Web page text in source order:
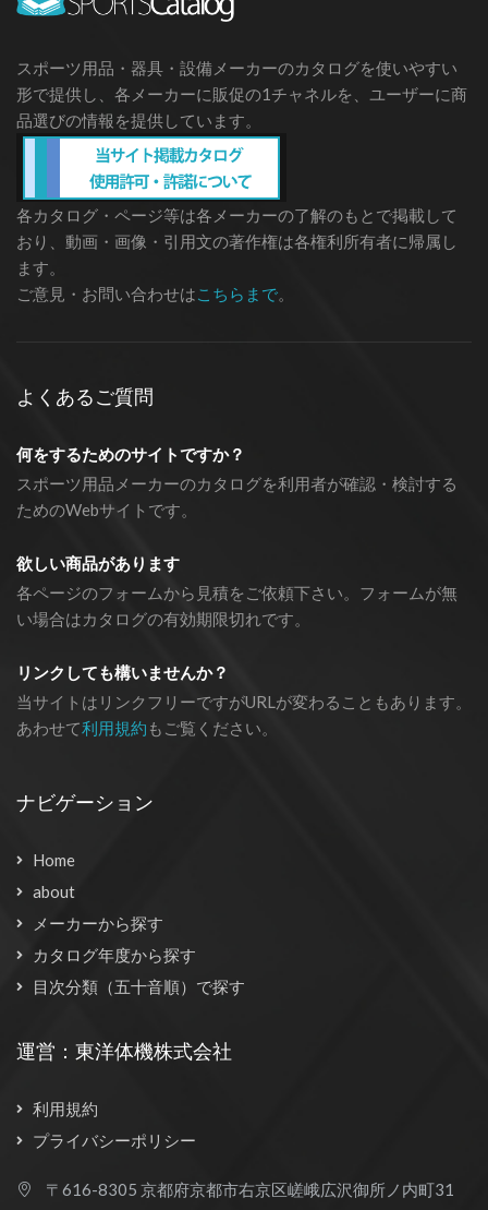
スポーツ用品・器具・設備メーカーのカタログを使いやすい
形で提供し、各メーカーに販促の1チャネルを、ユーザーに商
品選びの情報を提供しています。
各カタログ・ページ等は各メーカーの了解のもとで掲載して
おり、動画・画像・引用文の著作権は各権利所有者に帰属し
ます。
ご意見・お問い合わせはこちらまで。
よくあるご質問
何をするためのサイトですか？
スポーツ用品メーカーのカタログを利用者が確認・検討する
ためのWebサイトです。
欲しい商品があります
各ページのフォームから見積をご依頼下さい。フォームが無
い場合はカタログの有効期限切れです。
リンクしても構いませんか？
当サイトはリンクフリーですがURLが変わることもあります。
あわせて利用規約 もご覧ください。
ナビゲーション
Home
about
メーカーから探す
カタログ年度から探す
目次分類（五十音順）で探す
運営：東洋体機株式会社
利用規約
プライバシーポリシー
〒616-8305 京都府京都市右京区嵯峨広沢御所ノ内町31